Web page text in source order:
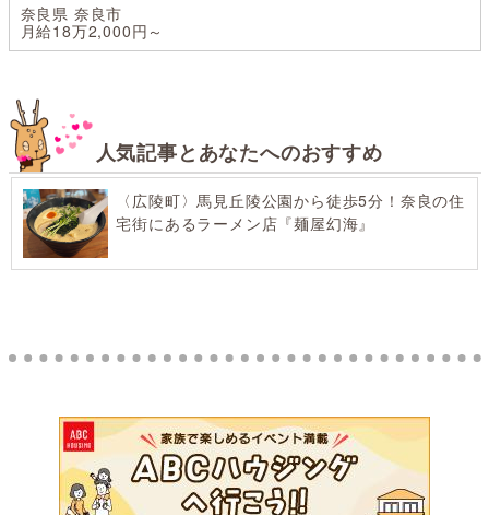
奈良県 奈良市
月給18万2,000円～
人気記事とあなたへのおすすめ
〈広陵町〉馬見丘陵公園から徒歩5分！奈良の住
宅街にあるラーメン店『麺屋幻海』